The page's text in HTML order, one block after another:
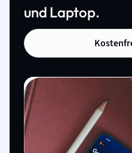
und Laptop.